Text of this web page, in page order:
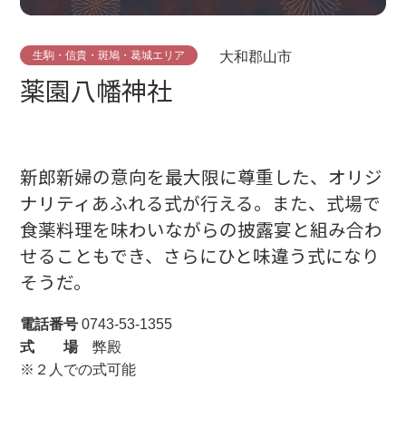
生駒・信貴・斑鳩・葛城エリア 大和郡山市
薬園八幡神社
新郎新婦の意向を最大限に尊重した、オリジ
ナリティあふれる式が行える。また、式場で
食薬料理を味わいながらの披露宴と組み合わ
せることもでき、さらにひと味違う式になり
そうだ。
電話番号 0743-53-1355
式 場弊殿
※２人での式可能